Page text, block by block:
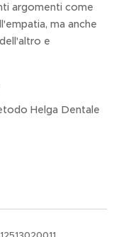
argomenti come
ma anche
e
Helga Dentale